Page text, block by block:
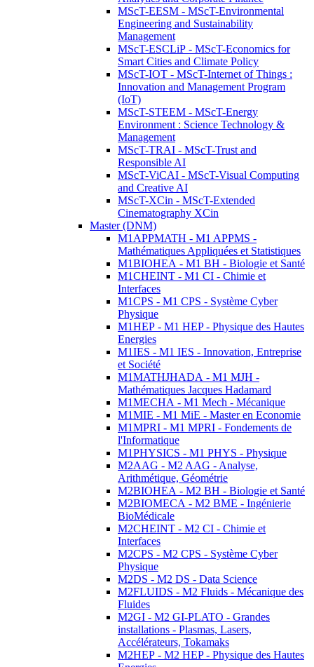
MScT-EESM - MScT-Environmental
Engineering and Sustainability
Management
MScT-ESCLiP - MScT-Economics for
Smart Cities and Climate Policy
MScT-IOT - MScT-Internet of Things :
Innovation and Management Program
(IoT)
MScT-STEEM - MScT-Energy
Environment : Science Technology &
Management
MScT-TRAI - MScT-Trust and
Responsible AI
MScT-ViCAI - MScT-Visual Computing
and Creative AI
MScT-XCin - MScT-Extended
Cinematography XCin
Master (DNM)
M1APPMATH - M1 APPMS -
Mathématiques Appliquées et Statistiques
M1BIOHEA - M1 BH - Biologie et Santé
M1CHEINT - M1 CI - Chimie et
Interfaces
M1CPS - M1 CPS - Système Cyber
Physique
M1HEP - M1 HEP - Physique des Hautes
Energies
M1IES - M1 IES - Innovation, Entreprise
et Société
M1MATHJHADA - M1 MJH -
Mathématiques Jacques Hadamard
M1MECHA - M1 Mech - Mécanique
M1MIE - M1 MiE - Master en Economie
M1MPRI - M1 MPRI - Fondements de
l'Informatique
M1PHYSICS - M1 PHYS - Physique
M2AAG - M2 AAG - Analyse,
Arithmétique, Géométrie
M2BIOHEA - M2 BH - Biologie et Santé
M2BIOMECA - M2 BME - Ingénierie
BioMédicale
M2CHEINT - M2 CI - Chimie et
Interfaces
M2CPS - M2 CPS - Système Cyber
Physique
M2DS - M2 DS - Data Science
M2FLUIDS - M2 Fluids - Mécanique des
Fluides
M2GI - M2 GI-PLATO - Grandes
installations - Plasmas, Lasers,
Accélérateurs, Tokamaks
M2HEP - M2 HEP - Physique des Hautes